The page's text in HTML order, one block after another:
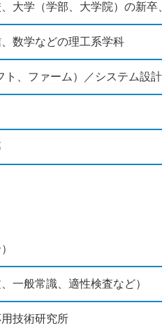
大学（学部、大学院）の新卒
数学などの理工系学科
ト、ファーム）／システム設
一般常識、適性検査など）
技術研究所